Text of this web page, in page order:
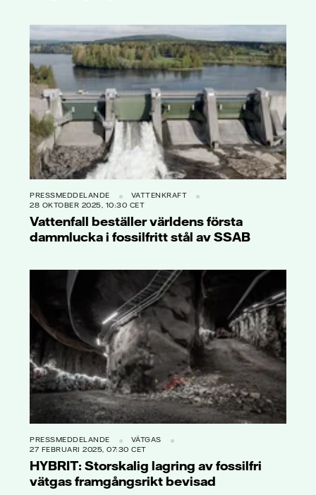
PRESSMEDDELANDE
VATTENKRAFT
28 OKTOBER 2025, 10:30 CET
Vattenfall beställer världens första
dammlucka i fossilfritt stål av SSAB
PRESSMEDDELANDE
VÄTGAS
27 FEBRUARI 2025, 07:30 CET
HYBRIT: Storskalig lagring av fossilfri
vätgas framgångsrikt bevisad